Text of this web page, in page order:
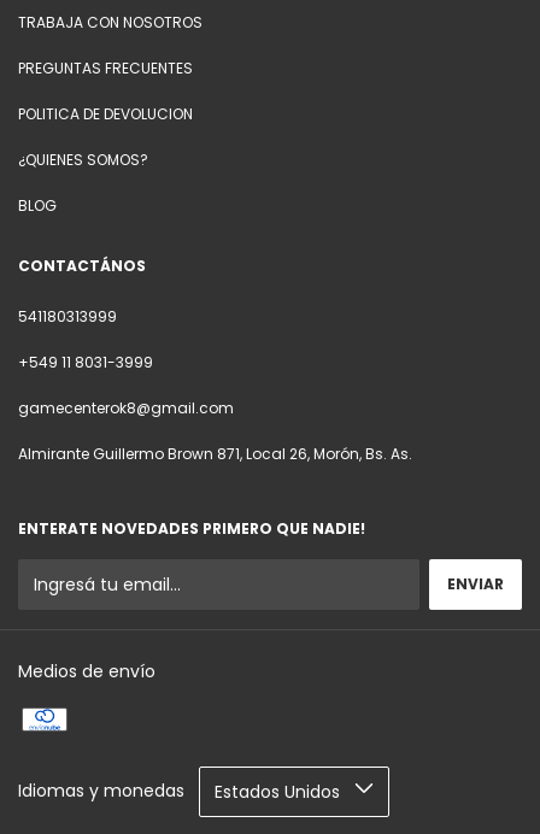
TRABAJA CON NOSOTROS
PREGUNTAS FRECUENTES
POLITICA DE DEVOLUCION
¿QUIENES SOMOS?
BLOG
CONTACTÁNOS
541180313999
+549 11 8031-3999
gamecenterok8@gmail.com
Almirante Guillermo Brown 871, Local 26, Morón, Bs. As.
ENTERATE NOVEDADES PRIMERO QUE NADIE!
Medios de envío
Idiomas y monedas